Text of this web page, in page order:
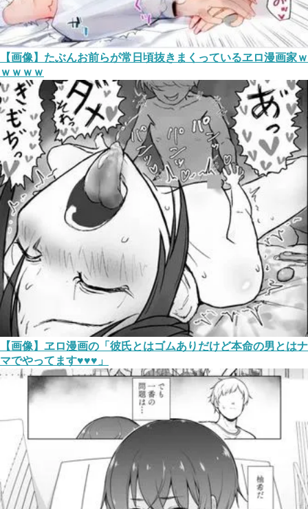
【画像】たぶんお前らが常日頃抜きまくっているヱロ漫画家ｗ
ｗｗｗｗ
【画像】ヱロ漫画の「彼氏とはゴムありだけど本命の男とはナ
マでやってます♥♥♥」